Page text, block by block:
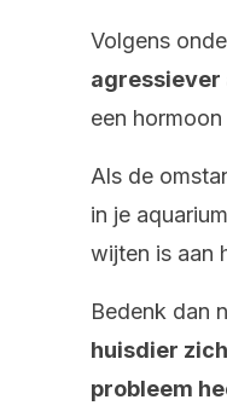
Volgens
agressiever
een
Als de
in je
wijten is aan
Bedenk dan
huisdier
probleem